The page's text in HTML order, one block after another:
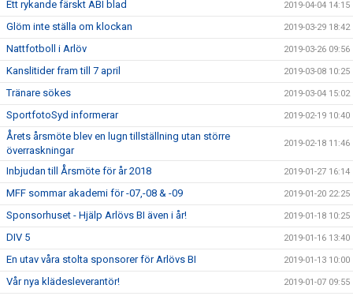
Ett rykande färskt ABI blad 2019-04-04 14:15
Glöm inte ställa om klockan 2019-03-29 18:42
Nattfotboll i Arlöv 2019-03-26 09:56
Kanslitider fram till 7 april 2019-03-08 10:25
Tränare sökes 2019-03-04 15:02
SportfotoSyd informerar 2019-02-19 10:40
Årets årsmöte blev en lugn tillställning utan större
överraskningar
2019-02-18 11:46
Inbjudan till Årsmöte för år 2018 2019-01-27 16:14
MFF sommar akademi för -07,-08 & -09 2019-01-20 22:25
Sponsorhuset - Hjälp Arlövs BI även i år! 2019-01-18 10:25
DIV 5 2019-01-16 13:40
En utav våra stolta sponsorer för Arlövs BI 2019-01-13 10:00
Vår nya klädesleverantör! 2019-01-07 09:55